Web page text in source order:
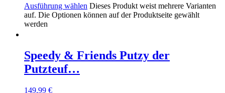
Ausführung wählen Dieses Produkt weist mehrere Varianten
auf. Die Optionen können auf der Produktseite gewählt
werden
Speedy & Friends Putzy der
Putzteuf…
149,99 €